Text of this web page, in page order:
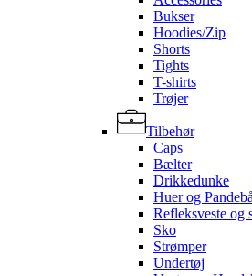
Bukser
Hoodies/Zip
Shorts
Tights
T-shirts
Trøjer
Tilbehør
Caps
Bælter
Drikkedunke
Huer og
Refleksveste og
Sko
Strømper
Undertøj